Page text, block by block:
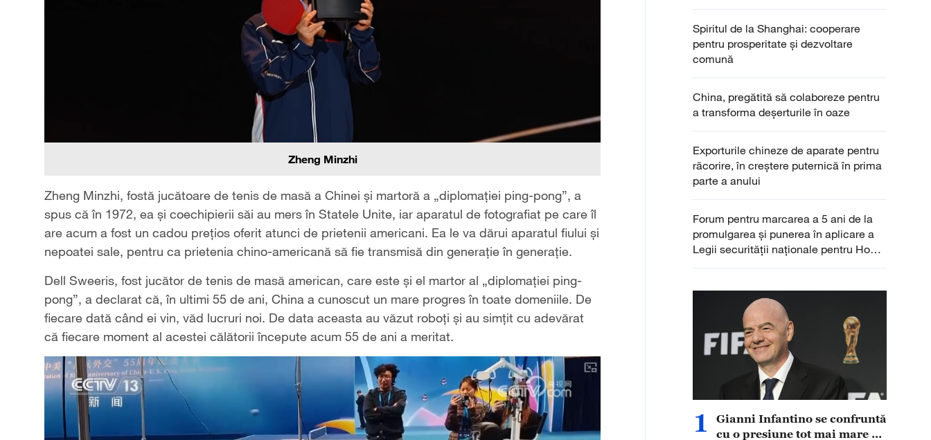
Zheng Minzhi
Zheng Minzhi, fostă jucătoare de tenis de masă a Chinei și martoră a „diplomației ping-pong”, a
spus că în 1972, ea și coechipierii săi au mers în Statele Unite, iar aparatul de fotografiat pe care îl
are acum a fost un cadou prețios oferit atunci de prietenii americani. Ea le va dărui aparatul fiului și
nepoatei sale, pentru ca prietenia chino-americană să fie transmisă din generație în generație.
Dell Sweeris, fost jucător de tenis de masă american, care este și el martor al „diplomației ping-
pong”, a declarat că, în ultimi 55 de ani, China a cunoscut un mare progres în toate domeniile. De
fiecare dată când ei vin, văd lucruri noi. De data aceasta au văzut roboți și au simțit cu adevărat
că fiecare moment al acestei călătorii începute acum 55 de ani a meritat.
Spiritul de la Shanghai: cooperare
pentru prosperitate și dezvoltare
comună
China, pregătită să colaboreze pentru
a transforma deșerturile în oaze
Exporturile chineze de aparate pentru
răcorire, în creștere puternică în prima
parte a anului
Forum pentru marcarea a 5 ani de la
promulgarea și punerea în aplicare a
Legii securității naționale pentru Hong
Kong
1
Gianni Infantino se confruntă
cu o presiune tot mai mare de